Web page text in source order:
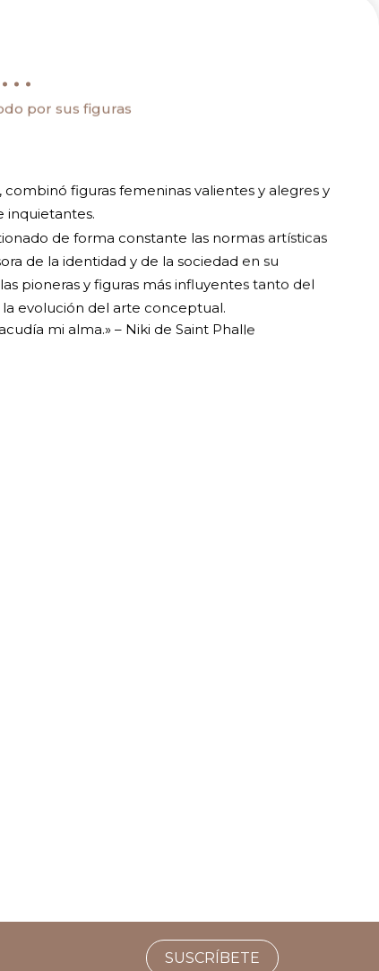
por sus figuras
figuras femeninas valientes y alegres y
inquietantes.
de forma constante las normas artísticas
de la identidad y de la sociedad en su
pioneras y figuras más influyentes tanto del
evolución del arte conceptual.
mi alma.» – Niki de Saint Phalle
SUSCRÍBETE